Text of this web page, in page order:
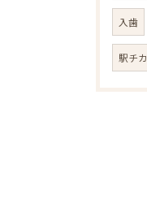
入歯
駅チカ